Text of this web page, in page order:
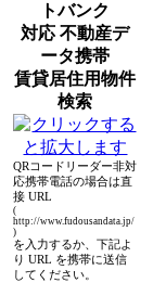
トバンク
対応 不動産デ
ータ携帯
賃貸居住用物件
検索
QRコードリーダー非対
応携帯電話の場合は直
接 URL
(
http://www.fudousandata.jp/
)
を入力するか、下記よ
り URL を携帯に送信
してください。